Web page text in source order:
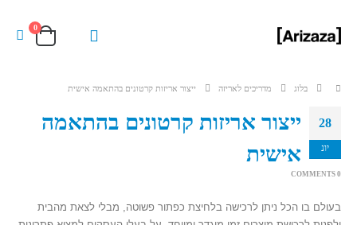
0
בלוג מדריכים לאריזה ייצור אריזות קרטונים בהתאמה אישית
28
יונ
ייצור אריזות קרטונים בהתאמה
אישית
0 COMMENTS
בעולם בו הכל ניתן לרכישה בלחיצת כפתור פשוטה, מבלי לצאת מהבית